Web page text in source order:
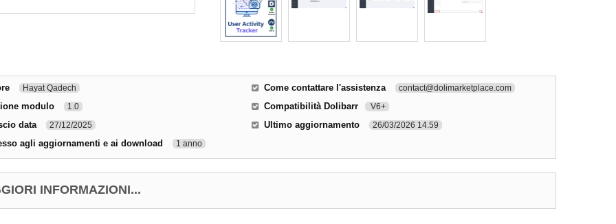
Hayat Qadech
modulo 1.0
data 27/12/2025
agli aggiornamenti e ai download 1 anno
Come contattare l'assistenza contact@dolimarketplace.com
Compatibilità Dolibarr V6+
Ultimo aggiornamento 26/03/2026 14.59
INFORMAZIONI...